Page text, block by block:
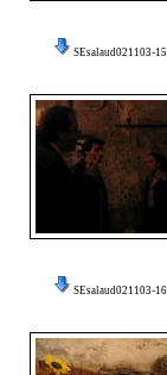
SEsalaud021103-
SEsalaud021103-